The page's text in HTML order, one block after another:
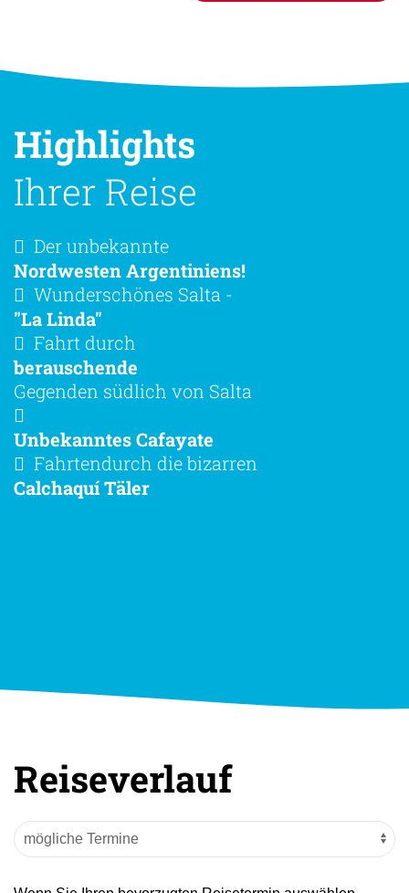
Highlights
Ihrer Reise
Der unbekannte
Nordwesten Argentiniens!
Wunderschönes Salta -
"La Linda"
Fahrt durch
berauschende
Gegenden südlich von Salta
Unbekanntes Cafayate
Fahrtendurch die bizarren
Calchaquí Täler
Reiseverlauf